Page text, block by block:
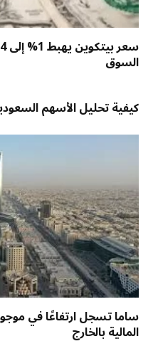
السوق
كيفية تحليل الأسهم
ساما تسجل ارتفاعًا في
المالية بالخارج